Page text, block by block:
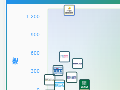
1,200
900
600
300